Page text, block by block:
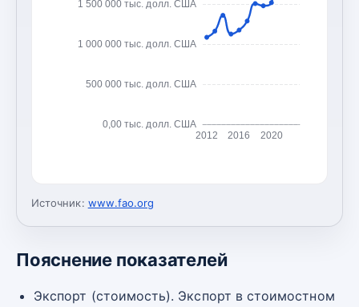
0,00 тыс. долл. США
500 000 тыс. долл. США
1 000 000 тыс. долл. США
1 500 000 тыс. долл. США
2012 2016 2020
Источник: www.fao.org
Пояснение показателей
Экспорт (стоимость). Экспорт в стоимостном